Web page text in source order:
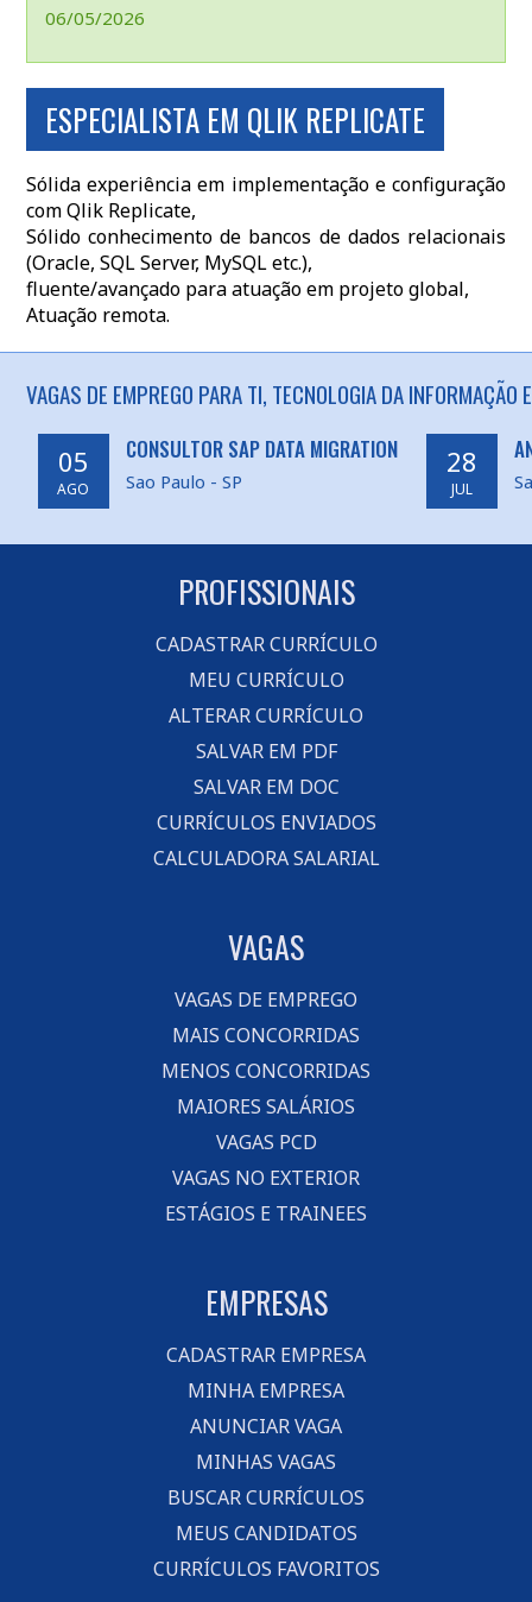
06/05/2026
ESPECIALISTA EM QLIK REPLICATE
Sólida experiência em implementação e configuração
com Qlik Replicate,
Sólido conhecimento de bancos de dados relacionais
(Oracle, SQL Server, MySQL etc.),
fluente/avançado para atuação em projeto global,
Atuação remota.
VAGAS DE EMPREGO PARA TI, TECNOLOGIA DA INFORMAÇÃO
05
AGO
CONSULTOR SAP DATA MIGRATION
Sao Paulo - SP
28
JUL
PROFISSIONAIS
CADASTRAR CURRÍCULO
MEU CURRÍCULO
ALTERAR CURRÍCULO
SALVAR EM PDF
SALVAR EM DOC
CURRÍCULOS ENVIADOS
CALCULADORA SALARIAL
VAGAS
VAGAS DE EMPREGO
MAIS CONCORRIDAS
MENOS CONCORRIDAS
MAIORES SALÁRIOS
VAGAS PCD
VAGAS NO EXTERIOR
ESTÁGIOS E TRAINEES
EMPRESAS
CADASTRAR EMPRESA
MINHA EMPRESA
ANUNCIAR VAGA
MINHAS VAGAS
BUSCAR CURRÍCULOS
MEUS CANDIDATOS
CURRÍCULOS FAVORITOS